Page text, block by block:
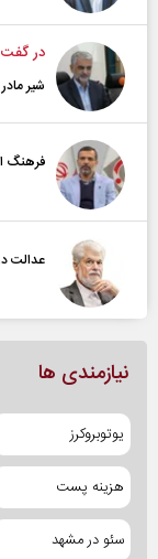
در
شیر
فرهنگ
عدالت
نیازمندی ها
یوتوبروکرز
هزینه پست
سئو در مشهد